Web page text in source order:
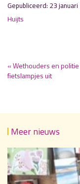
Gepubliceerd: 23
Huijts
« Wethouders en
fietslampjes uit
Meer nieuws